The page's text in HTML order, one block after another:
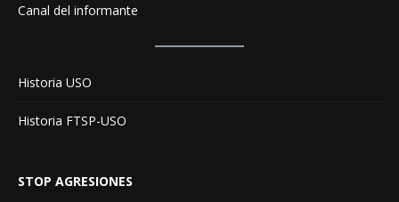
Canal del informante
Historia USO
Historia FTSP-USO
STOP AGRESIONES